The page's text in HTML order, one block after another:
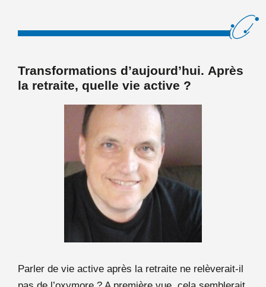
Transformations d’aujourd’hui. Après
la retraite, quelle vie active ?
Parler de vie active après la retraite ne relèverait-il